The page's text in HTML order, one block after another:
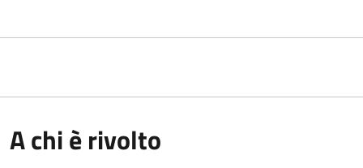
A chi è rivolto